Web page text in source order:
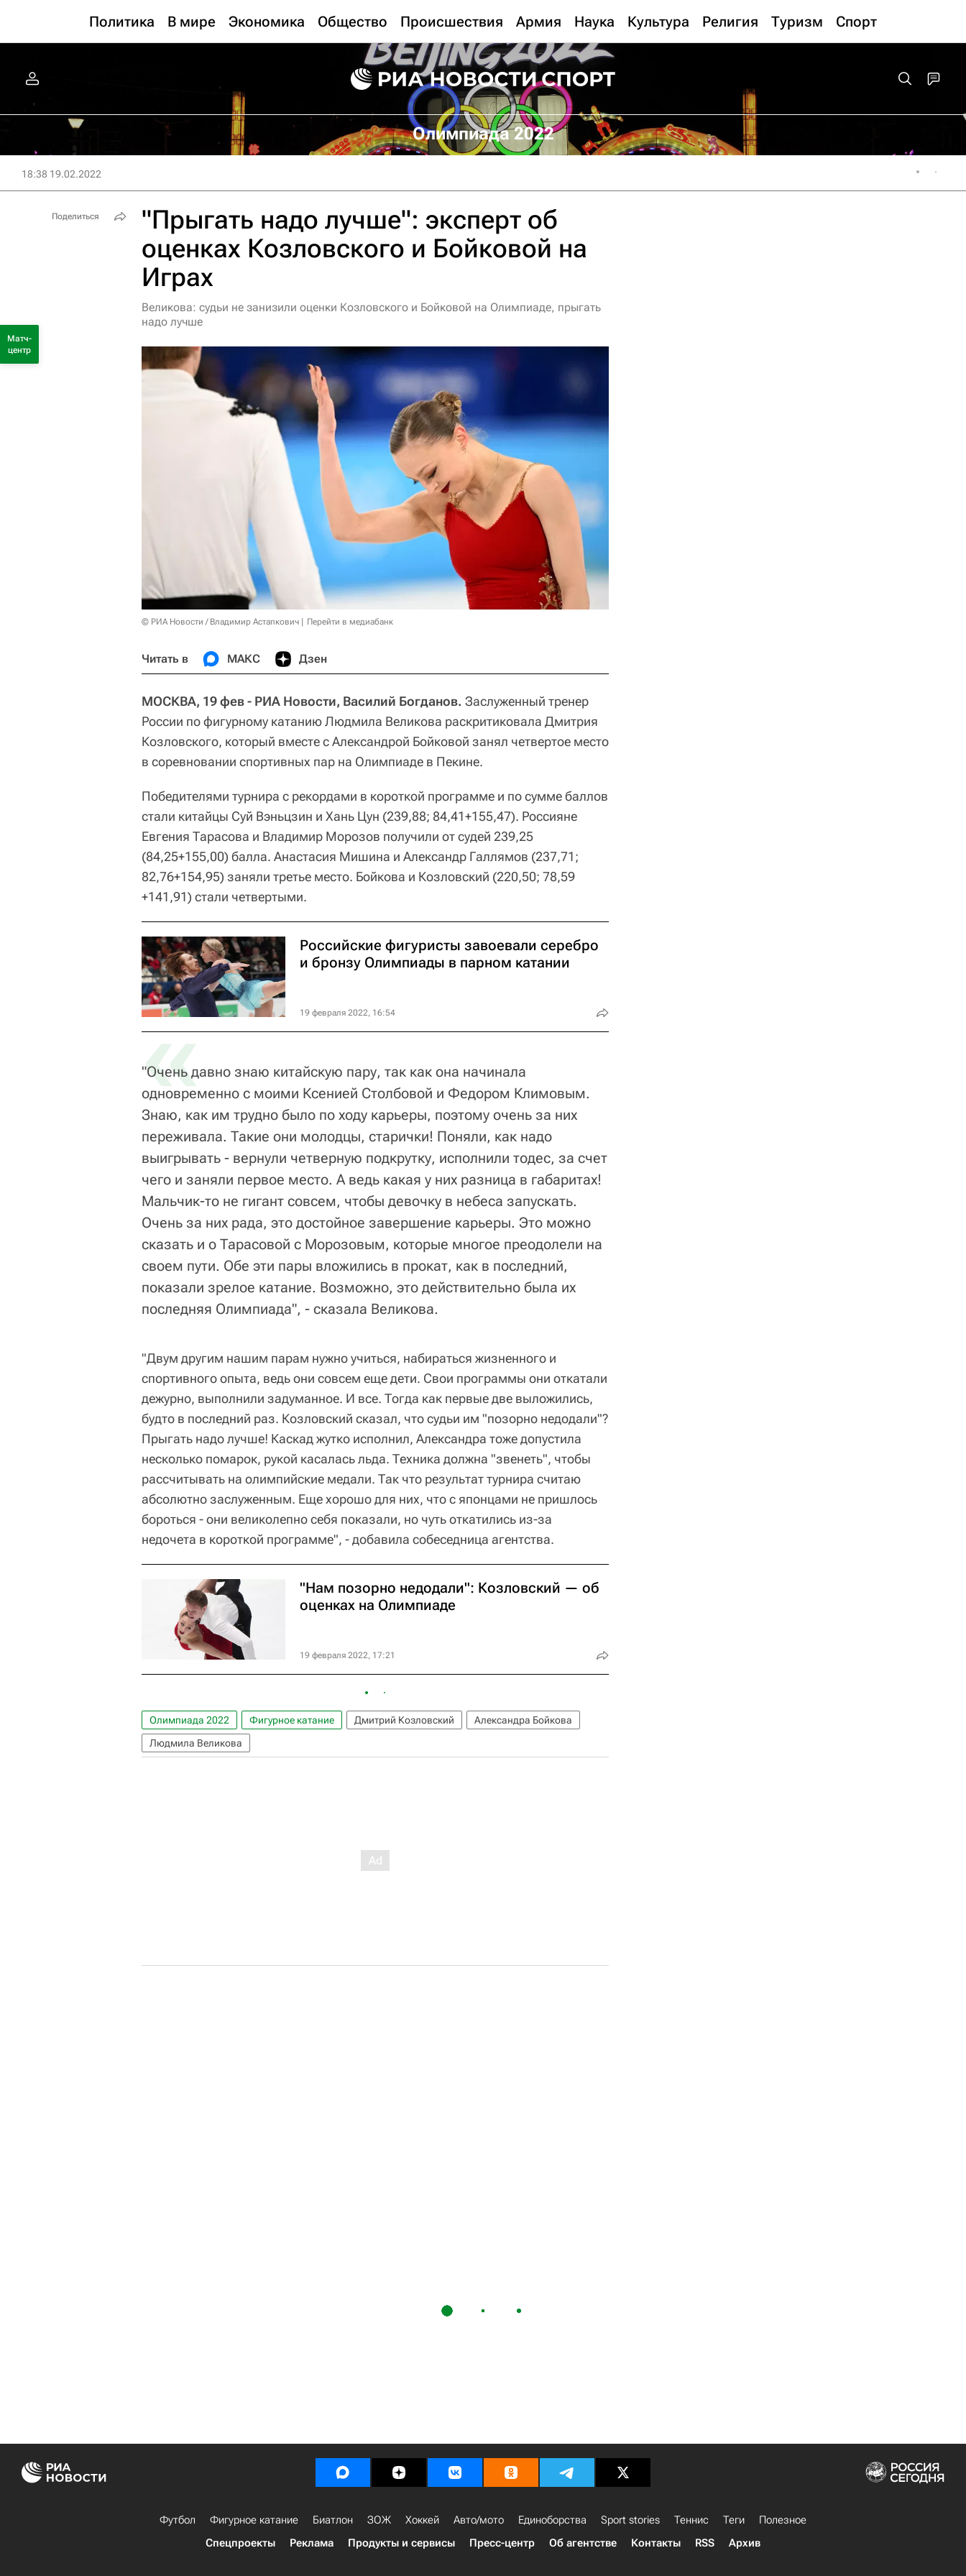
Политика В мире Экономика Общество Происшествия Армия Наука Культура Религия Туризм Спорт
Олимпиада 2022
18:38 19.02.2022
"Прыгать надо лучше": эксперт об
оценках Козловского и Бойковой на
Играх
Великова: судьи не занизили оценки Козловского и Бойковой на Олимпиаде, прыгать
надо лучше
© РИА Новости / Владимир Астапкович Перейти в медиабанк
Читать в МАКС Дзен
МОСКВА, 19 фев - РИА Новости, Василий Богданов. Заслуженный тренер
России по фигурному катанию Людмила Великова раскритиковала Дмитрия
Козловского, который вместе с Александрой Бойковой занял четвертое место
в соревновании спортивных пар на Олимпиаде в Пекине.
Победителями турнира с рекордами в короткой программе и по сумме баллов
стали китайцы Суй Вэньцзин и Хань Цун (239,88; 84,41+155,47). Россияне
Евгения Тарасова и Владимир Морозов получили от судей 239,25
(84,25+155,00) балла. Анастасия Мишина и Александр Галлямов (237,71;
82,76+154,95) заняли третье место. Бойкова и Козловский (220,50; 78,59
+141,91) стали четвертыми.
Российские фигуристы завоевали серебро
и бронзу Олимпиады в парном катании
19 февраля 2022, 16:54
«
"Очень давно знаю китайскую пару, так как она начинала
одновременно с моими Ксенией Столбовой и Федором Климовым.
Знаю, как им трудно было по ходу карьеры, поэтому очень за них
переживала. Такие они молодцы, старички! Поняли, как надо
выигрывать - вернули четверную подкрутку, исполнили тодес, за счет
чего и заняли первое место. А ведь какая у них разница в габаритах!
Мальчик-то не гигант совсем, чтобы девочку в небеса запускать.
Очень за них рада, это достойное завершение карьеры. Это можно
сказать и о Тарасовой с Морозовым, которые многое преодолели на
своем пути. Обе эти пары вложились в прокат, как в последний,
показали зрелое катание. Возможно, это действительно была их
последняя Олимпиада", - сказала Великова.
"Двум другим нашим парам нужно учиться, набираться жизненного и
спортивного опыта, ведь они совсем еще дети. Свои программы они откатали
дежурно, выполнили задуманное. И все. Тогда как первые две выложились,
будто в последний раз. Козловский сказал, что судьи им "позорно недодали"?
Прыгать надо лучше! Каскад жутко исполнил, Александра тоже допустила
несколько помарок, рукой касалась льда. Техника должна "звенеть", чтобы
рассчитывать на олимпийские медали. Так что результат турнира считаю
абсолютно заслуженным. Еще хорошо для них, что с японцами не пришлось
бороться - они великолепно себя показали, но чуть откатились из-за
недочета в короткой программе", - добавила собеседница агентства.
"Нам позорно недодали": Козловский — об
оценках на Олимпиаде
19 февраля 2022, 17:21
Олимпиада 2022 Фигурное катание Дмитрий Козловский
Александра Бойкова
Людмила Великова
Поделиться
Матч-
центр
Футбол Фигурное катание Биатлон ЗОЖ Хоккей Авто/мото Единоборства Sport stories Теннис Теги
Полезное
Спецпроекты
Реклама Продукты и сервисы Пресс-центр Об агентстве Контакты RSS Архив